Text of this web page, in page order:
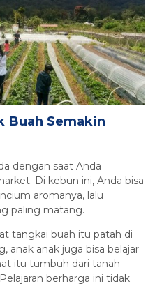
Buah Semakin
dengan saat Anda
Di kebun ini, Anda bisa
aromanya, lalu
paling matang.
tangkai buah itu patah di
anak anak juga bisa belajar
itu tumbuh dari tanah
berharga ini tidak